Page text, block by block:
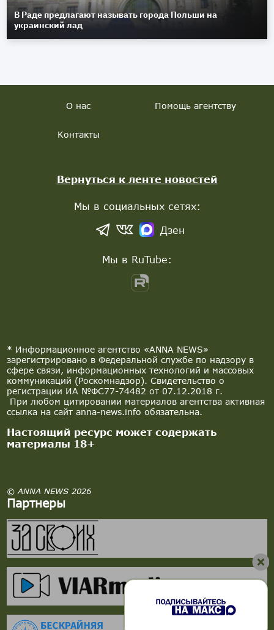
В Раде предлагают называть города Польши на
украинский лад
* Информационное агентство «ANNA NEWS»
зарегистрировано в Федеральной службе по надзору в
сфере связи, информационных технологий и массовых
коммуникаций (Роскомнадзор). Свидетельство о
регистрации ИА №ФС77-74482 от 07.12.2018 г.
При любом цитировании материалов агентства активная
ссылка на сайт anna-news.info обязательна.
Настоящий ресурс может содержать
материалы 18+
© ANNA NEWS 2026
Партнеры
О нас Помощь агентству
Контакты
Вернуться к ленте новостей
Мы в социальных сетях:
Дзен
Мы в RuTube: